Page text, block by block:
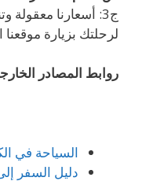
ج3: أسعارنا
لرحلتك بزيارة موقعنا
روابط المصادر
السياحة في
دليل السفر